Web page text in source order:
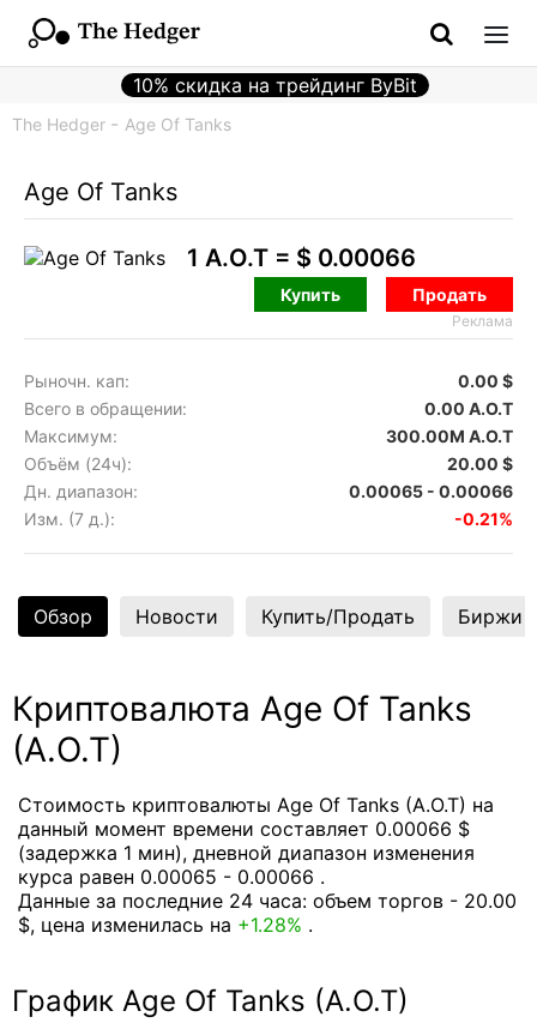
10% скидка на трейдинг ByBit
The Hedger Age Of Tanks
Age Of Tanks
1 A.O.T = $ 0.00066
Купить Продать
Реклама
Рыночн. кап:
0.00 $
Всего в обращении:
0.00 A.O.T
Максимум:
300.00M A.O.T
Объём (24ч):
20.00 $
Дн. диапазон:
0.00065 - 0.00066
Изм. (7 д.):
-0.21%
Обзор Новости Купить/Продать Биржи
Криптовалюта Age Of Tanks
(A.O.T)
Стоимость криптовалюты Age Of Tanks (A.O.T) на
данный момент времени составляет 0.00066 $
(задержка 1 мин), дневной диапазон изменения
курса равен 0.00065 - 0.00066 .
Данные за последние 24 часа: объем торгов - 20.00
$, цена изменилась на +1.28% .
График Age Of Tanks (A.O.T)